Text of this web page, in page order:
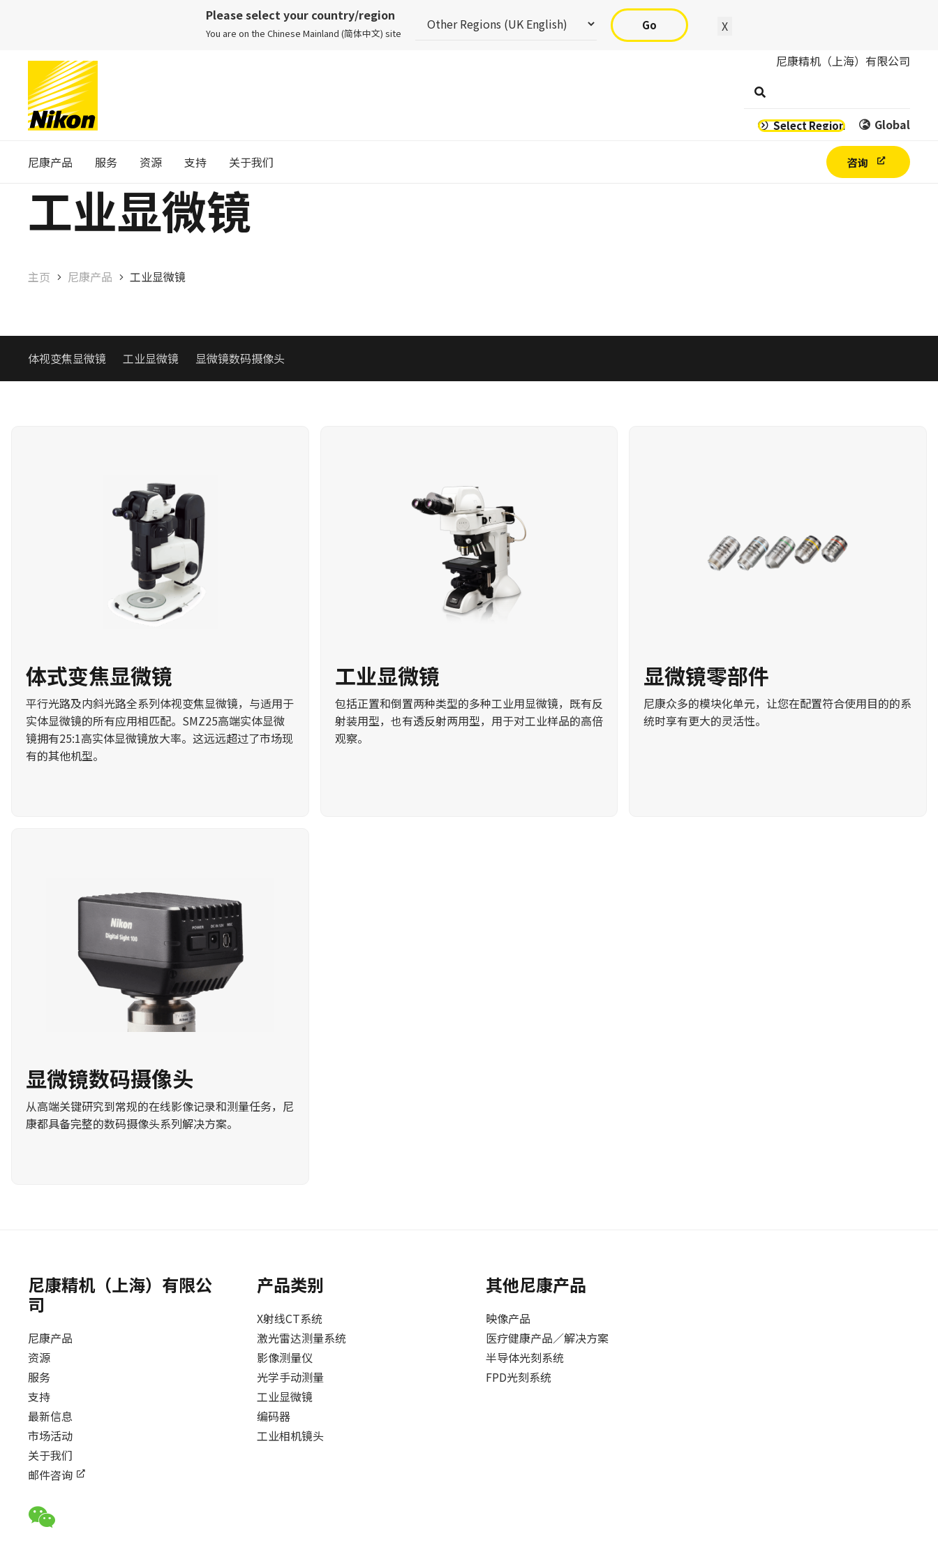
Please select your country/region
You are on the Chinese Mainland (简体中文) site
Go X
尼康精机（上海）有限公司
Select Region Global
尼康产品 服务 资源 支持 关于我们 咨询
工业显微镜
主页 尼康产品 工业显微镜
体视变焦显微镜 工业显微镜 显微镜数码摄像头
体式变焦显微镜
平行光路及内斜光路全系列体视变焦显微镜，与适用于
实体显微镜的所有应用相匹配。SMZ25高端实体显微
镜拥有25:1高实体显微镜放大率。这远远超过了市场现
有的其他机型。
工业显微镜
包括正置和倒置两种类型的多种工业用显微镜，既有反
射装用型，也有透反射两用型，用于对工业样品的高倍
观察。
显微镜零部件
尼康众多的模块化单元，让您在配置符合使用目的的系
统时享有更大的灵活性。
显微镜数码摄像头
从高端关键研究到常规的在线影像记录和测量任务，尼
康都具备完整的数码摄像头系列解决方案。
尼康精机（上海）有限公
司
尼康产品
资源
服务
支持
最新信息
市场活动
关于我们
邮件咨询
产品类别
X射线CT系统
激光雷达测量系统
影像测量仪
光学手动测量
工业显微镜
编码器
工业相机镜头
其他尼康产品
映像产品
医疗健康产品／解决方案
半导体光刻系统
FPD光刻系统